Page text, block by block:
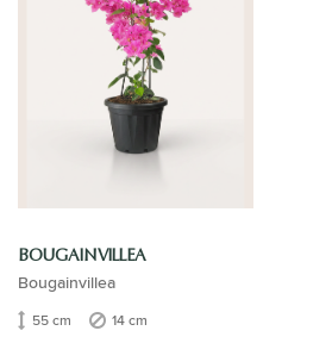
BOUGAINVILLEA
Bougainvillea
55 cm 14 cm